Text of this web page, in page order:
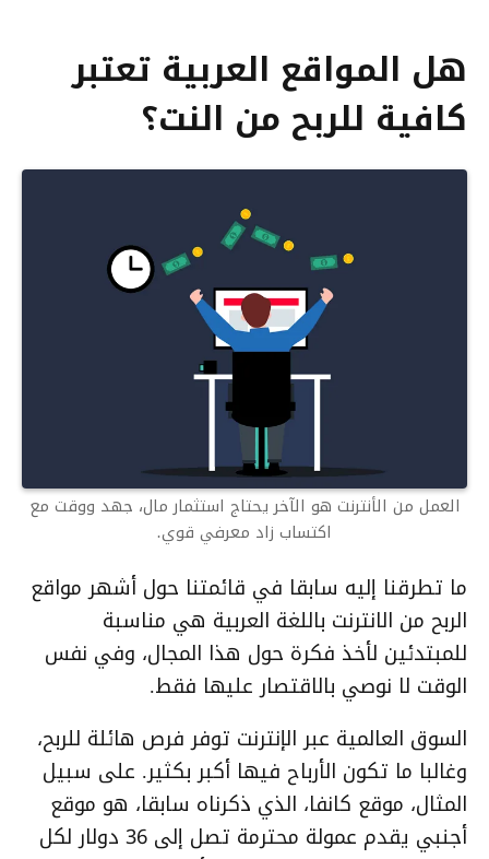
هل المواقع العربية تعتبر
كافية للربح من النت؟
العمل من الأنترنت هو الآخر يحتاج استثمار مال، جهد ووقت مع
اكتساب زاد معرفي قوي.
ما تطرقنا إليه سابقا في قائمتنا حول أشهر مواقع
الربح من الانترنت باللغة العربية هي مناسبة
للمبتدئين لأخذ فكرة حول هذا المجال، وفي نفس
الوقت لا نوصي بالاقتصار عليها فقط.
السوق العالمية عبر الإنترنت توفر فرص هائلة للربح،
وغالبا ما تكون الأرباح فيها أكبر بكثير. على سبيل
المثال، موقع كانفا، الذي ذكرناه سابقا، هو موقع
أجنبي يقدم عمولة محترمة تصل إلى 36 دولار لكل